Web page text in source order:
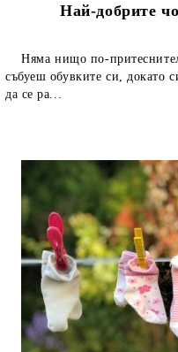
Най-добрите
Няма нищо по-
събуеш обувките си, докато
да се ра...